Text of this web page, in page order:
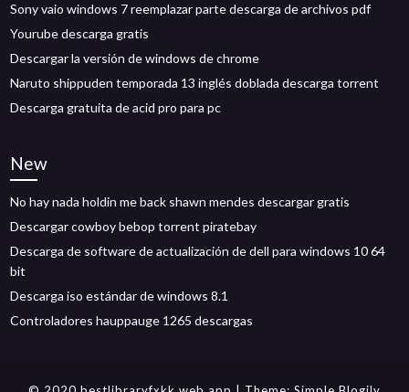
Sony vaio windows 7 reemplazar parte descarga de archivos pdf
Yourube descarga gratis
Descargar la versión de windows de chrome
Naruto shippuden temporada 13 inglés doblada descarga torrent
Descarga gratuita de acid pro para pc
New
No hay nada holdin me back shawn mendes descargar gratis
Descargar cowboy bebop torrent piratebay
Descarga de software de actualización de dell para windows 10 64
bit
Descarga iso estándar de windows 8.1
Controladores hauppauge 1265 descargas